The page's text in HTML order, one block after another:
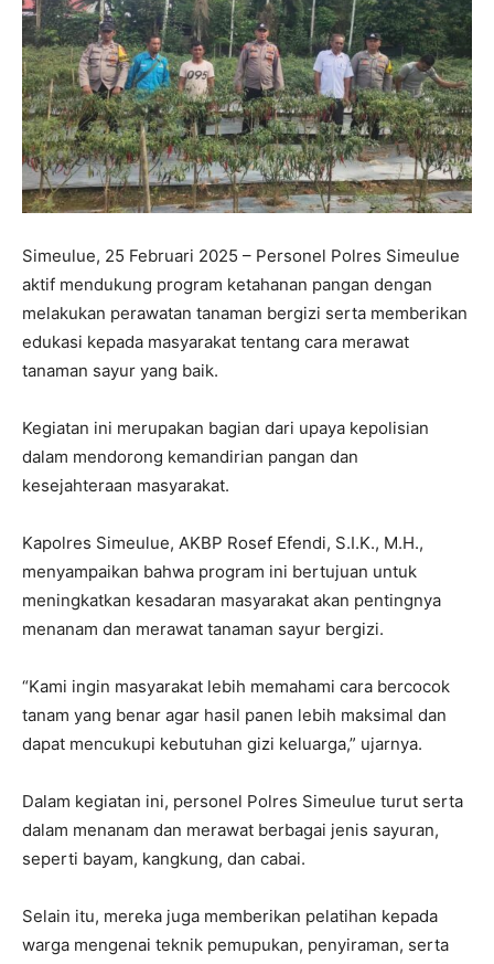
Simeulue, 25 Februari 2025 – Personel Polres Simeulue
aktif mendukung program ketahanan pangan dengan
melakukan perawatan tanaman bergizi serta memberikan
edukasi kepada masyarakat tentang cara merawat
tanaman sayur yang baik.
Kegiatan ini merupakan bagian dari upaya kepolisian
dalam mendorong kemandirian pangan dan
kesejahteraan masyarakat.
Kapolres Simeulue, AKBP Rosef Efendi, S.I.K., M.H.,
menyampaikan bahwa program ini bertujuan untuk
meningkatkan kesadaran masyarakat akan pentingnya
menanam dan merawat tanaman sayur bergizi.
“Kami ingin masyarakat lebih memahami cara bercocok
tanam yang benar agar hasil panen lebih maksimal dan
dapat mencukupi kebutuhan gizi keluarga,” ujarnya.
Dalam kegiatan ini, personel Polres Simeulue turut serta
dalam menanam dan merawat berbagai jenis sayuran,
seperti bayam, kangkung, dan cabai.
Selain itu, mereka juga memberikan pelatihan kepada
warga mengenai teknik pemupukan, penyiraman, serta